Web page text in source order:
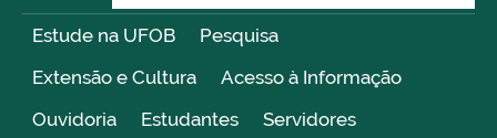
Estude na UFOB
Pesquisa
Extensão e Cultura
Acesso à Informação
Ouvidoria
Estudantes Servidores